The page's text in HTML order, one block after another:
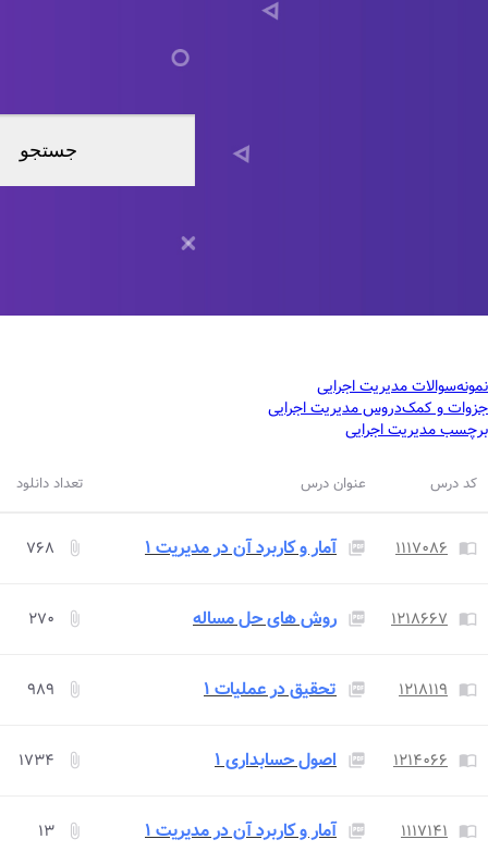
نمونه‌سوالاتمدیریت اجرایی
جزوات و کمک‌دروسمدیریت اجرایی
برچسبمدیریت اجرایی
کد درس عنوان درس تعداد دانلود
import_contacts ۱۱۱۷۰۸۶ picture_as_pdf آمار و کاربرد آن در مدیریت ۱ attach_file ۷۶۸
import_contacts ۱۲۱۸۶۶۷ picture_as_pdf روش های حل مساله attach_file ۲۷۰
import_contacts ۱۲۱۸۱۱۹ picture_as_pdf تحقیق در عملیات ۱ attach_file ۹۸۹
import_contacts ۱۲۱۴۰۶۶ picture_as_pdf اصول حسابداری ۱ attach_file ۱۷۳۴
import_contacts ۱۱۱۷۱۴۱ picture_as_pdf آمار و کاربرد آن در مدیریت ۱ attach_file ۱۳